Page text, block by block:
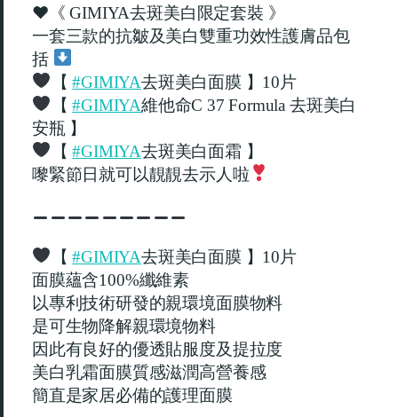
♥️ 《 GIMIYA去斑美白限定套裝 》
一套三款的抗皺及美白雙重功效性護膚品包
括
【 #GIMIYA去斑美白面膜 】 10片
【 #GIMIYA維他命C 37 Formula 去斑美白
安瓶 】
【 #GIMIYA去斑美白面霜 】
嚟緊節日就可以靚靚去示人啦
【 #GIMIYA去斑美白面膜 】 10片
面膜蘊含100%纖維素
以專利技術研發的親環境面膜物料
是可生物降解親環境物料
因此有良好的優透貼服度及提拉度
美白乳霜面膜質感滋潤高營養感
簡直是家居必備的護理面膜